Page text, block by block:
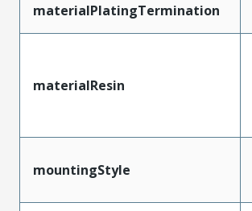
materialPlatingTermination
materialResin
mountingStyle